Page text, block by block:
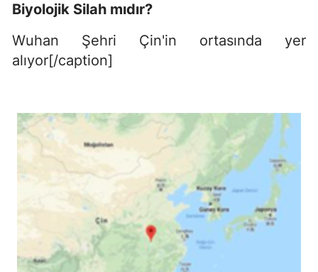
Biyolojik Silah mıdır?
Wuhan Şehri Çin'in ortasında yer
alıyor[/caption]